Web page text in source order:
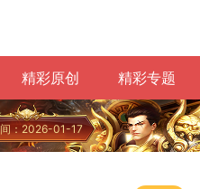
精彩原创 精彩专题
：2026-01-17